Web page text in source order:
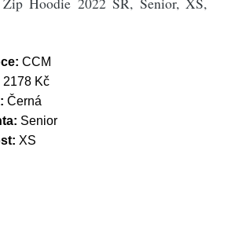
CCM
2178 Kč
Černá
Senior
XS